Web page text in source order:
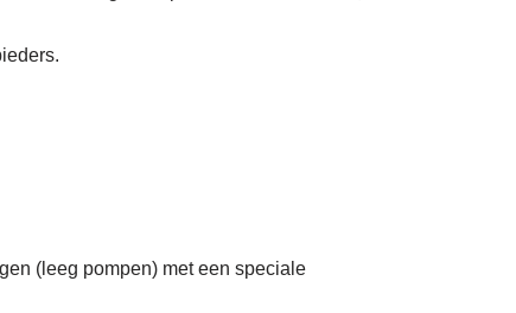
(leeg pompen) met een speciale